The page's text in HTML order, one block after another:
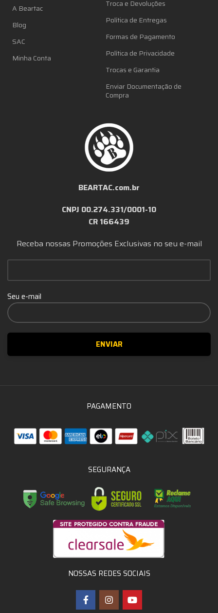
A Beartac
Blog
SAC
Minha Conta
Troca e Devoluções
Política de Entregas
Formas de Pagamento
Política de Privacidade
Trocas e Garantia
Enviar Documentação de
Compra
BEARTAC.com.br
CNPJ 00.274.331/0001-10
CR 166439
Receba nossas Promoções Exclusivas no seu e-mail
Seu e-mail
PAGAMENTO
SEGURANÇA
NOSSAS REDES SOCIAIS